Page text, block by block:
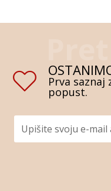
Prva
popust.